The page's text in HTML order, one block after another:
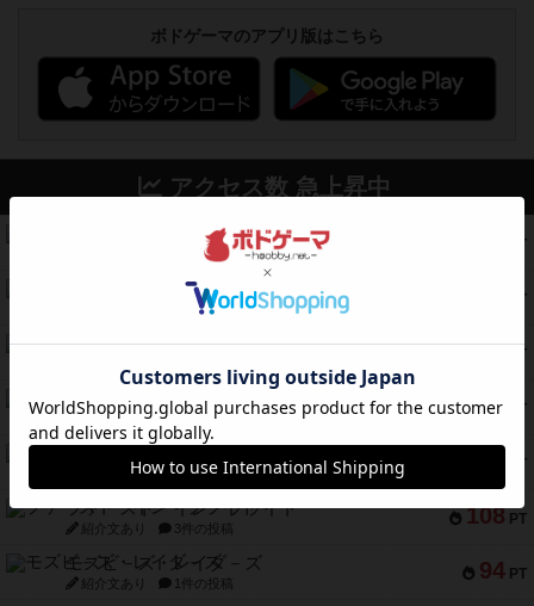
ボドゲーマのアプリ版はこちら
アクセス数 急上昇中
PT
1件の投稿
PT
無限まちがいさがし
2件の投稿
217 PT
ガルフストライク
203 PT
クルティボ
紹介文なし 1件の投稿
PT
紹介文あり 1件の投稿
108 PT
ファースト・イン・フライト
紹介文あり 3件の投稿
94 PT
モズビ－ズ・レイダ－ズ
紹介文あり 1件の投稿